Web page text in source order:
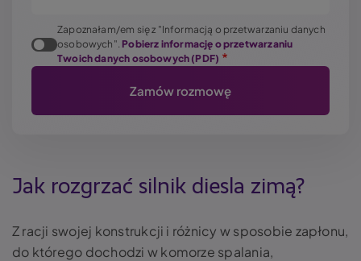
Zapoznałam/em się z "Informacją o przetwarzaniu danych
osobowych". Pobierz informację o przetwarzaniu
Twoich danych osobowych (PDF)
Jak rozgrzać silnik diesla zimą?
Z racji swojej konstrukcji i różnicy w sposobie zapłonu,
do którego dochodzi w komorze spalania,